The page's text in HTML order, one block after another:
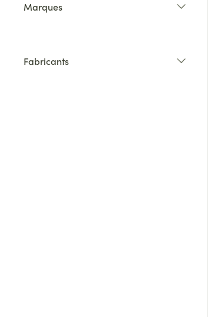
Marques
Fabricants